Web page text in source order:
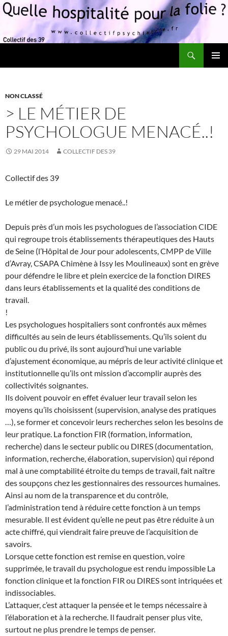
NON CLASSÉ
> LE MÉTIER DE
PSYCHOLOGUE MENACÉ..!
29 MAI 2014 COLLECTIF DES 39
Collectif des 39
Le métier de psychologue menacé..!
Depuis près d’un mois les psychologues de l’association CIDE
qui regroupe trois établissements thérapeutiques des Hauts
de Seine (l’Hôpital de Jour pour adolescents, CMPP de Ville
d’Avray, CSAPA Chimène à Issy les Moulineaux) sont en grève
pour défendre le libre et plein exercice de la fonction DIRES
dans leurs établissements et la qualité des conditions de
travail.
!
Les psychologues hospitaliers sont confrontés aux mêmes
difficultés au sein de leurs établissements. Qu’ils soient du
public ou du privé, ils sont aujourd’hui une variable
d’ajustement économique, au mépris de leur activité clinique et
institutionnelle qu’ils ont mission d’accomplir auprès des
collectivités soignantes.
Ils doivent pouvoir en effet évaluer leur travail selon les
moyens qu’ils choisissent (supervision, analyse des pratiques
…), se former et concevoir leurs recherches selon les besoins de
leur pratique. La fonction FIR (formation, information,
recherche) dans le secteur public ou DIRES (documentation,
information, recherche, élaboration, supervision) qui répond
mal à une comptabilité étroite du temps de travail, fait naître
des soupçons chez les gestionnaires des ressources humaines.
Ainsi au nom de la transparence et du contrôle,
l’administration tend à réduire cette fonction à un temps
mesurable. Il est évident qu’elle ne peut pas être réduite à un
acte chiffré, qui viendrait faire preuve de l’acquisition de
savoirs.
Lorsque cette fonction est remise en question, voire
supprimée, le travail du psychologue est rendu impossible La
fonction clinique et la fonction FIR ou DIRES sont intriquées et
indissociables.
L’attaquer, c’est attaquer la pensée et le temps nécessaire à
l’élaboration et à la recherche. Il faudrait penser plus vite,
surtout ne plus prendre le temps de penser.